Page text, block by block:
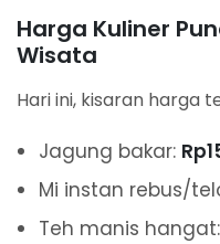
Harga Kuliner
Wisata
Hari ini, kisaran harga
Jagung bakar:
Mi instan rebus/
Teh manis hangat: